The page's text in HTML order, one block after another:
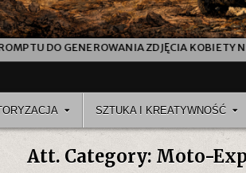
DO GENEROWANIA ZDJĘCIA KOBIETY NA
SZTUKA I KREATYWNOŚĆ
Att. Category: Moto-